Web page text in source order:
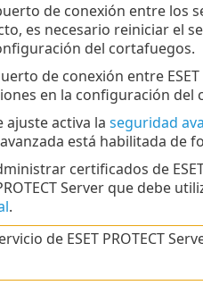
de conexión entre los
es necesario reiniciar el
del cortafuegos.
de conexión entre ESET
en la configuración del
ajuste activa la seguridad
avanzada está habilitada de
certificados de ESET
Server que debe
.
de ESET PROTECT